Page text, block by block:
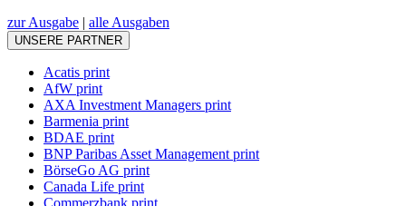
zur Ausgabe | alle Ausgaben
UNSERE PARTNER
Acatis print
AfW print
AXA Investment Managers print
Barmenia print
BDAE print
BNP Paribas Asset Management print
BörseGo AG print
Canada Life print
Commerzbank print